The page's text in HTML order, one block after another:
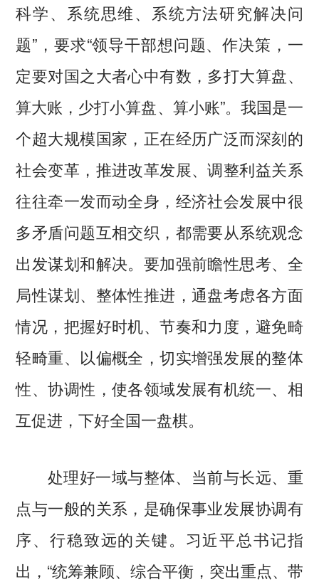
科学、系统思维、系统方法研究解决问
题”，要求“领导干部想问题、作决策，一
定要对国之大者心中有数，多打大算盘、
算大账，少打小算盘、算小账”。我国是一
个超大规模国家，正在经历广泛而深刻的
社会变革，推进改革发展、调整利益关系
往往牵一发而动全身，经济社会发展中很
多矛盾问题互相交织，都需要从系统观念
出发谋划和解决。要加强前瞻性思考、全
局性谋划、整体性推进，通盘考虑各方面
情况，把握好时机、节奏和力度，避免畸
轻畸重、以偏概全，切实增强发展的整体
性、协调性，使各领域发展有机统一、相
互促进，下好全国一盘棋。
处理好一域与整体、当前与长远、重
点与一般的关系，是确保事业发展协调有
序、行稳致远的关键。习近平总书记指
出，“统筹兼顾、综合平衡，突出重点、带